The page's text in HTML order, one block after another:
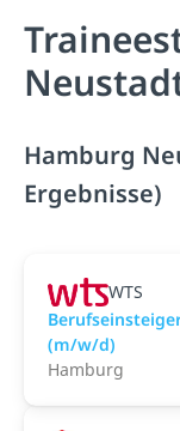
Hamburg
Ergebnisse)
WTS
(m/w/d)
Hamburg